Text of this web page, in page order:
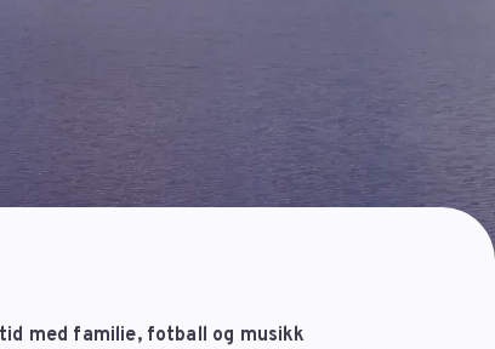
med familie, fotball og musikk